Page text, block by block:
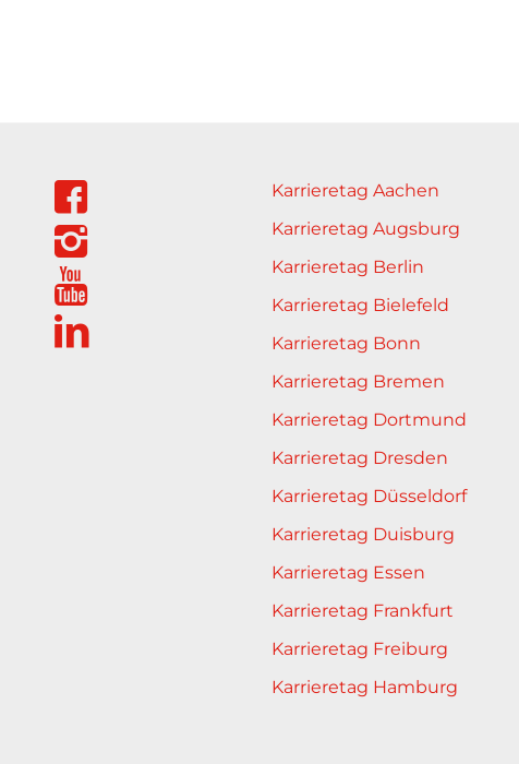
Karrieretag Aachen
Karrieretag Augsburg
Karrieretag Berlin
Karrieretag Bielefeld
Karrieretag Bonn
Karrieretag Bremen
Karrieretag Dortmund
Karrieretag Dresden
Karrieretag Düsseldorf
Karrieretag Duisburg
Karrieretag Essen
Karrieretag Frankfurt
Karrieretag Freiburg
Karrieretag Hamburg